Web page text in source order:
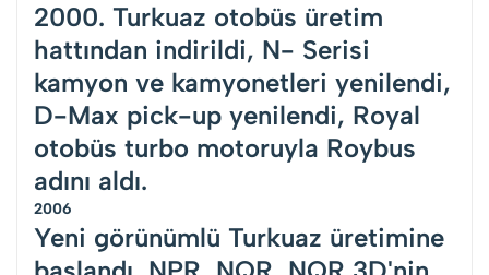
2000. Turkuaz otobüs üretim
hattından indirildi, N- Serisi
kamyon ve kamyonetleri yenilendi,
D-Max pick-up yenilendi, Royal
otobüs turbo motoruyla Roybus
adını aldı.
2006
Yeni görünümlü Turkuaz üretimine